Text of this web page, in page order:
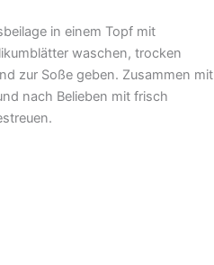
in einem Topf mit
waschen, trocken
zur Soße geben. Zusammen mit
nach Belieben mit frisch